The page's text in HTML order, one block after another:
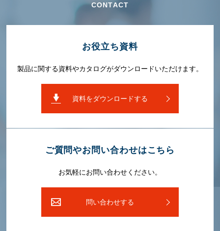
CONTACT
お役⽴ち資料
製品に関する資料やカタログがダウンロードいただけます。
資料をダウンロードする
ご質問やお問い合わせはこちら
お気軽にお問い合わせください。
問い合わせする